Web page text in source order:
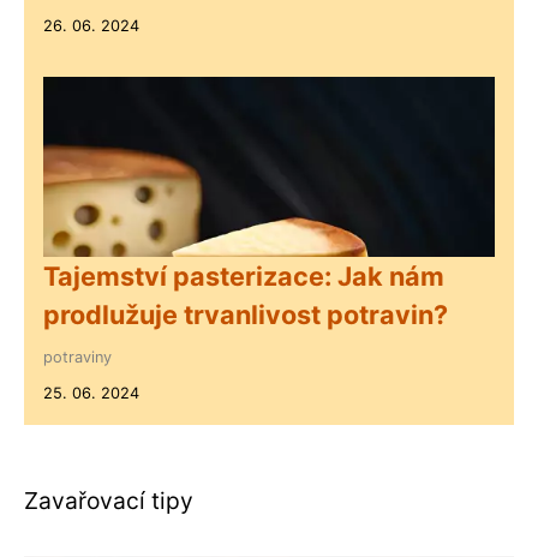
26. 06. 2024
Tajemství pasterizace: Jak nám
prodlužuje trvanlivost potravin?
potraviny
25. 06. 2024
Zavařovací tipy